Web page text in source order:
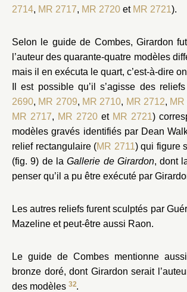
2714, MR 2717, MR 2720 et MR 2721).
Selon le guide de Combes, Girardon
l’auteur des quarante-quatre modèles
mais il en exécuta le quart, c’est-à-dire
Il est possible qu’il s’agisse des
2690, MR 2709, MR 2710, MR 2712, MR
MR 2717, MR 2720 et MR 2721)
modèles gravés identifiés par Dean
relief rectangulaire (MR 2711) qui figure
(fig. 9) de laGallerie de Girardon, dont
penser qu’il a pu être exécuté par
Les autres reliefs furent sculptés par
Mazeline et peut-être aussi Raon.
Le guide de Combes mentionne
bronze doré, dont Girardon serait
des modèles 32.